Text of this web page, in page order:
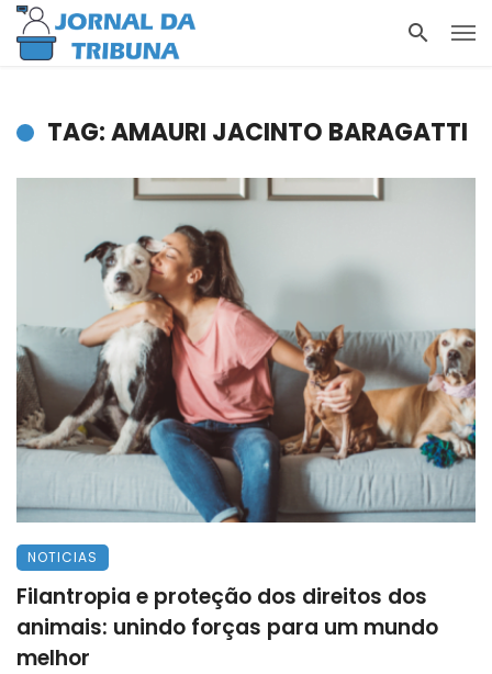
TAG: AMAURI JACINTO BARAGATTI
NOTICIAS
Filantropia e proteção dos direitos dos
animais: unindo forças para um mundo
melhor